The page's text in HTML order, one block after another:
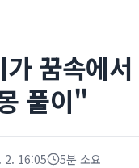
꿈속에
풀이"
2. 16:05 5분 소요